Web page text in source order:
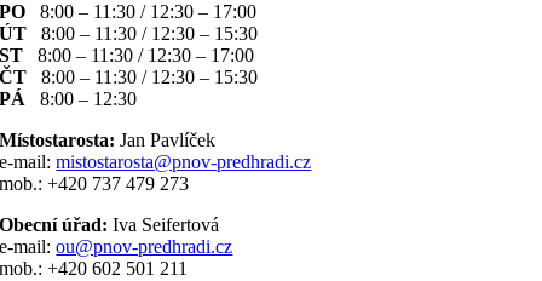
PO
8:00 – 11:30 / 12:30 – 17:00
ÚT
8:00 – 11:30 / 12:30 – 15:30
ST
8:00 – 11:30 / 12:30 – 17:00
ČT
8:00 – 11:30 / 12:30 – 15:30
PÁ
8:00 – 12:30
Místostarosta: Jan Pavlíček
e-mail:mistostarosta@pnov-predhradi.cz
mob.: +420 737 479 273
Obecní úřad: Iva Seifertová
e-mail:ou@pnov-predhradi.cz
mob.: +420 602 501 211